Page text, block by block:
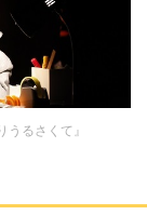
るさくて』